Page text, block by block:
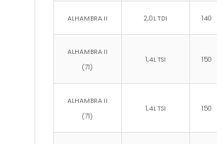
ALHAMBRA II 2,0L TDI 140
ALHAMBRA II
(71)
1,4L TSI 150
ALHAMBRA II
(71)
1,4L TSI 150